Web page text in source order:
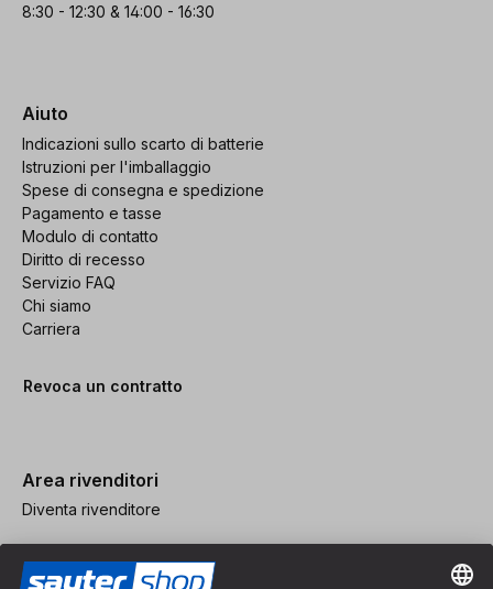
8:30 - 12:30 & 14:00 - 16:30
Aiuto
Indicazioni sullo scarto di batterie
Istruzioni per l'imballaggio
Spese di consegna e spedizione
Pagamento e tasse
Modulo di contatto
Diritto di recesso
Servizio FAQ
Chi siamo
Carriera
Revoca un contratto
Area rivenditori
Diventa rivenditore